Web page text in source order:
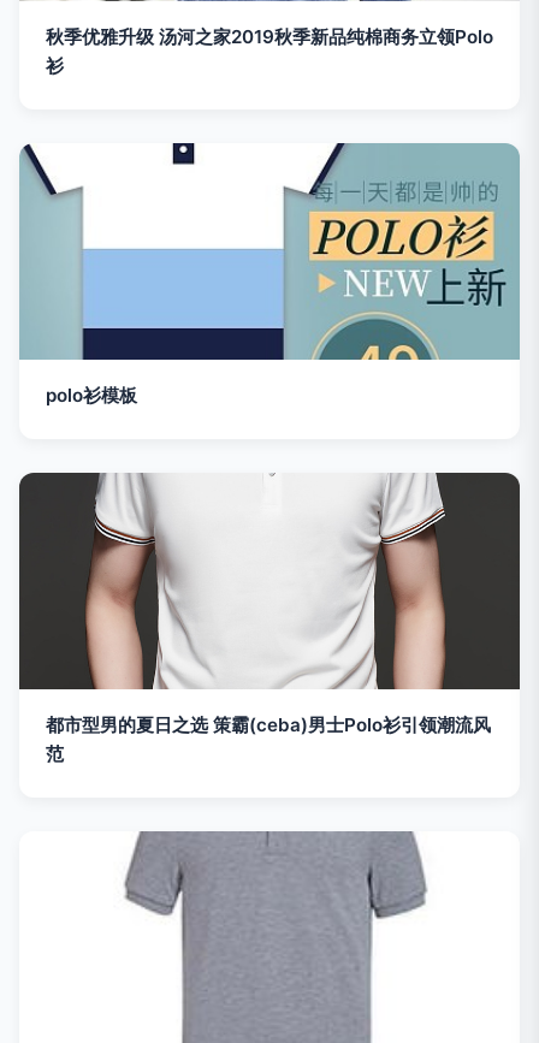
秋季优雅升级 汤河之家2019秋季新品纯棉商务立领Polo
衫
polo衫模板
都市型男的夏日之选 策霸(ceba)男士Polo衫引领潮流风
范